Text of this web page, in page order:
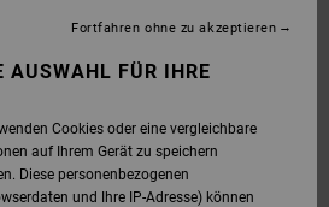
AUSWAHL FÜR IHRE
Cookies oder eine vergleichbare
auf Ihrem Gerät zu speichern
Diese personenbezogenen
und Ihre IP-Adresse) können
Fortfahren ohne zu akzeptieren